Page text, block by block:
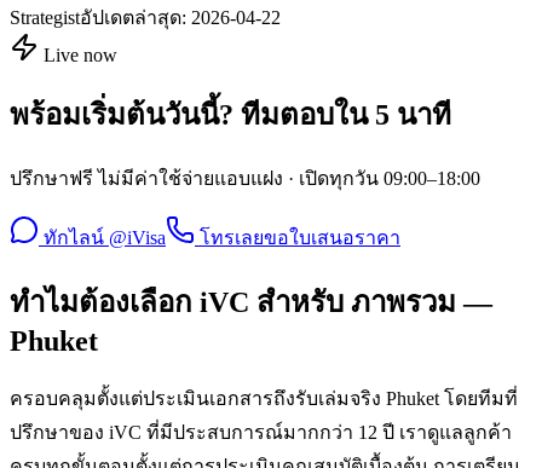
Strategistอัปเดตล่าสุด: 2026-04-22
Live now
พร้อมเริ่มต้นวันนี้? ทีมตอบใน 5 นาที
ปรึกษาฟรี ไม่มีค่าใช้จ่ายแอบแฝง · เปิดทุกวัน 09:00–18:00
ทักไลน์ @iVisa โทรเลยขอใบเสนอราคา
ทำไมต้องเลือก iVC สำหรับ ภาพรวม —
Phuket
ครอบคลุมตั้งแต่ประเมินเอกสารถึงรับเล่มจริง Phuket โดยทีมที่
ปรึกษาของ iVC ที่มีประสบการณ์มากกว่า 12 ปี เราดูแลลูกค้า